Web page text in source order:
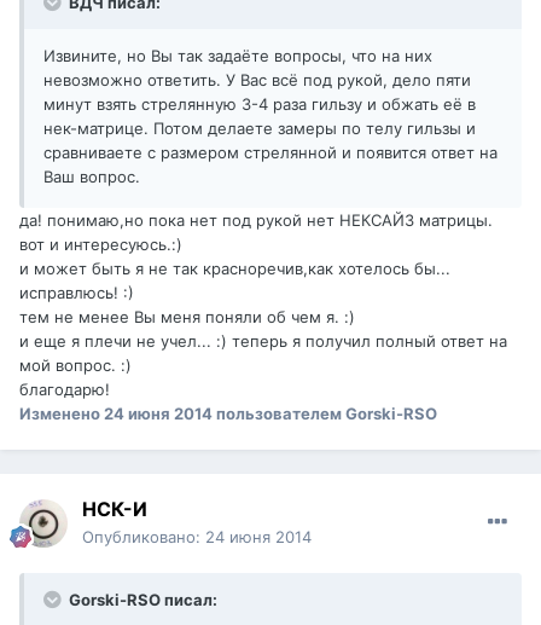
Извините, но Вы так задаёте вопросы, что на них
невозможно ответить. У Вас всё под рукой, дело пяти
минут взять стрелянную 3-4 раза гильзу и обжать её в
нек-матрице. Потом делаете замеры по телу гильзы и
сравниваете с размером стрелянной и появится ответ на
Ваш вопрос.
да! понимаю,но пока нет под рукой нет НЕКСАЙЗ матрицы.
вот и интересуюсь.:)
и может быть я не так красноречив,как хотелось бы...
исправлюсь! :)
тем не менее Вы меня поняли об чем я. :)
и еще я плечи не учел... :) теперь я получил полный ответ на
мой вопрос. :)
благодарю!
Изменено24 июня 2014пользователем Gorski-RSO
НСК-И
Опубликовано: 24 июня 2014
Gorski-RSO писал: